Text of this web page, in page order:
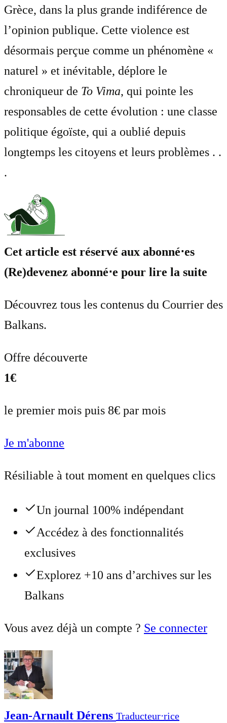
Grèce, dans la plus grande indiférence de
l’opinion publique. Cette violence est
désormais perçue comme un phénomène «
naturel » et inévitable, déplore le
chroniqueur de To Vima, qui pointe les
responsables de cette évolution : une classe
politique égoïste, qui a oublié depuis
longtemps les citoyens et leurs problèmes . .
.
Cet article est réservé aux abonné⋅es
(Re)devenez abonné⋅e pour lire la suite
Découvrez tous les contenus du Courrier des
Balkans.
Offre découverte
1€
le premier mois puis 8€ par mois
Je m'abonne
Résiliable à tout moment en quelques clics
Un journal 100% indépendant
Accédez à des fonctionnalités
exclusives
Explorez +10 ans d’archives sur les
Balkans
Vous avez déjà un compte ? Se connecter
Jean-Arnault Dérens Traducteur⋅rice